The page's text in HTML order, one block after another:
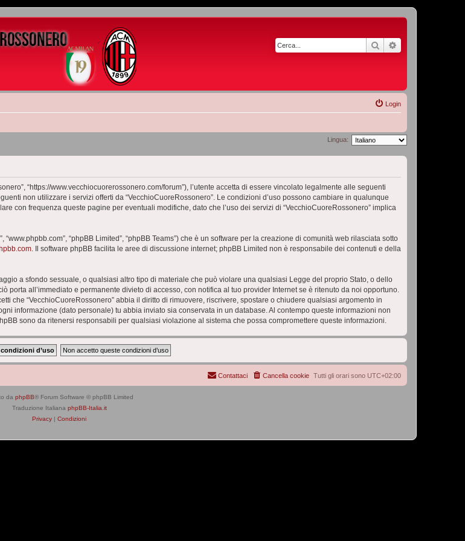
Cerca
Login
Lingua:
“https://www.vecchiocuorerossonero.com/forum”), l’utente accetta di essere vincolato legalmente alle seguenti
non utilizzare i servizi offerti da “VecchioCuoreRossonero”. Le condizioni d’uso possono cambiare in qualunque
con frequenza queste pagine per eventuali modifiche, dato che l’uso dei servizi di “VecchioCuoreRossonero” implica
“phpBB Limited”, “phpBB Teams”) che è un software per la creazione di comunità web rilasciata sotto
. Il software phpBB facilita le aree di discussione internet; phpBB Limited non è responsabile dei contenuti e della
a sfondo sessuale, o qualsiasi altro tipo di materiale che può violare una qualsiasi Legge del proprio Stato, o dello
porta all’immediato e permanente divieto di accesso, con notifica al tuo provider Internet se è ritenuto da noi opportuno.
che “VecchioCuoreRossonero” abbia il diritto di rimuovere, riscrivere, spostare o chiudere qualsiasi argomento in
informazione (dato personale) tu abbia inviato sia conservata in un database. Al contempo queste informazioni non
sono da ritenersi responsabili per qualsiasi violazione al sistema che possa compromettere queste informazioni.
Tutti gli orari sono UTC+02:00
Cancella cookie
Contattaci
da phpBB® Forum Software © phpBB Limited
Traduzione Italiana phpBB-Italia.it
Privacy | Condizioni